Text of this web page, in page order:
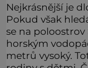
Nejkrásnější je
Pokud však
se na
horským
metrů vysoký.